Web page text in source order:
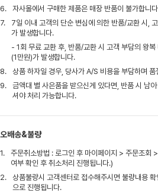
6.
자사몰에서 구매한 제품은 매장 반품이 불가합니
7.
7일 이내 고객의 단순 변심에 의한 반품/교환 시,
가 발생합니다.
- 1회 무료 교환 후, 반품/교환 시 고객 부담의 왕복
(1만원)가 발생합니다.
8.
상품 하자일 경우, 당사가 A/S 비용을 부담하며
9.
금액대 별 사은품을 받으신게 있다면, 반품 시 남
셔야 처리 가능합니다.
오배송&불량
1.
주문취소방법 : 로그인 후 마이페이지 > 주문조회
여부 확인 후 취소처리 진행됩니다.)
2.
상품불량시 고객센터로 접수해주시면 불량내용
으로 진행됩니다.